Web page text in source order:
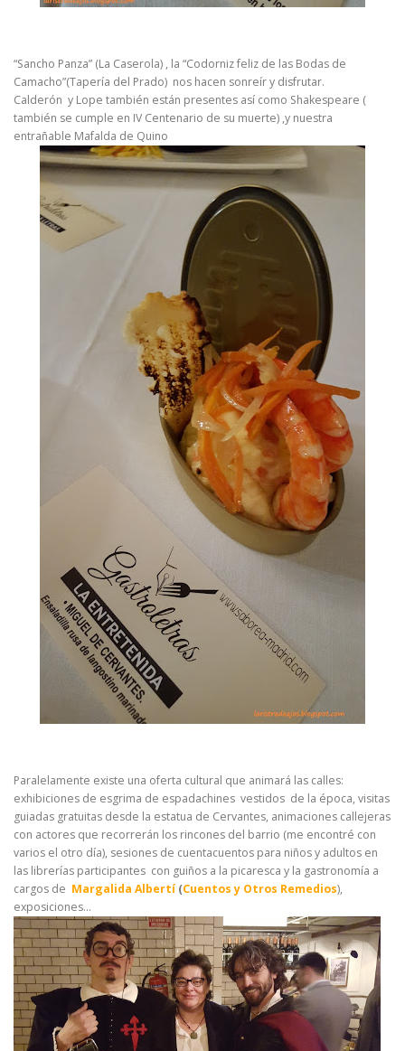
“Sancho Panza” (La Caserola) , la “Codorniz feliz de las Bodas de
Camacho”(Tapería del Prado) nos hacen sonreír y disfrutar.
Calderón y Lope también están presentes así como Shakespeare (
también se cumple en IV Centenario de su muerte) ,y nuestra
entrañable Mafalda de Quino
Paralelamente existe una oferta cultural que animará las calles:
exhibiciones de esgrima de espadachines vestidos de la época, visitas
guiadas gratuitas desde la estatua de Cervantes, animaciones callejeras
con actores que recorrerán los rincones del barrio (me encontré con
varios el otro día), sesiones de cuentacuentos para niños y adultos en
las librerías participantes con guiños a la picaresca y la gastronomía a
cargos de Margalida Albertí (Cuentos y Otros Remedios),
exposiciones…